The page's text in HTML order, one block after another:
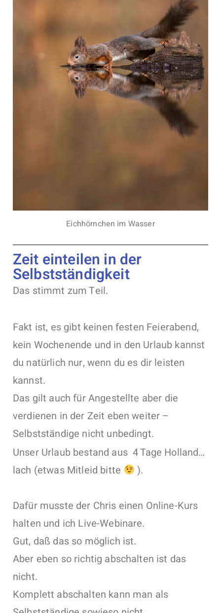
Eichhörnchen im Wasser
Zeit einteilen in der
Selbstständigkeit
Das stimmt zum Teil.
Fakt ist, es gibt keinen festen Feierabend,
kein Wochenende und in den Urlaub kannst
du natürlich nur, wenn du es dir leisten
kannst.
Das gilt auch für Angestellte aber die
verdienen in der Zeit eben weiter –
Selbstständige nicht unbedingt.
Unser Urlaub bestand aus 4 Tage Holland…
lach (etwas Mitleid bitte
).
Dafür musste der Chris einen Online-Kurs
halten und ich Live-Webinare.
Gut, daß das so möglich ist.
Aber eben so richtig abschalten ist das
nicht.
Komplett abschalten kann man als